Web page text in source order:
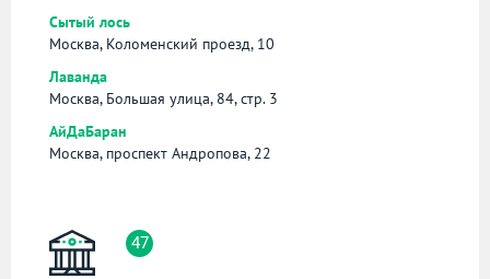
Сытый лось
Москва, Коломенский проезд, 10
Лаванда
Москва, Большая улица, 84, стр. 3
АйДаБаран
Москва, проспект Андропова, 22
47